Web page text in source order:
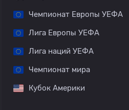
Чемпионат Европы УЕФА
Лига Европы УЕФА
Лига наций УЕФА
Чемпионат мира
Кубок Америки